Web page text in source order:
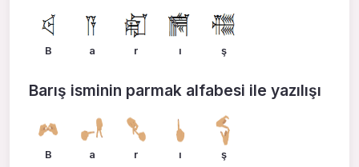
B a r ı ş
Barış isminin parmak alfabesi ile yazılışı
B a r ı ş